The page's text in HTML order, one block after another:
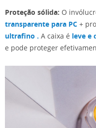
Proteção sólida: O
transparente para PC +
ultrafino . A caixa é leve e
e pode proteger